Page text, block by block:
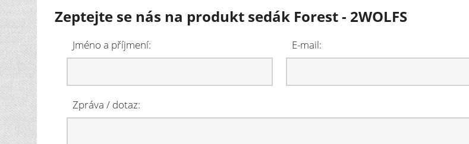
Zeptejte se nás na produkt sedák Forest - 2WOLFS
Jméno a příjmení: E-mail:
Zpráva / dotaz: